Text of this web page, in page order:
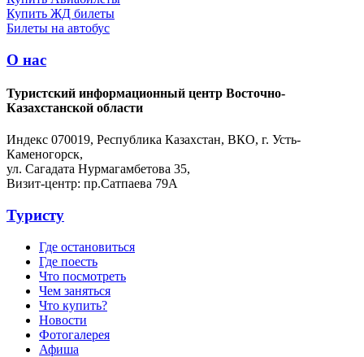
Купить ЖД билеты
Билеты на автобус
О нас
Туристский информационный центр Восточно-
Казахстанской области
Индекс 070019, Республика Казахстан, ВКО, г. Усть-
Каменогорск,
ул. Сагадата Нурмагамбетова 35,
Визит-центр: пр.Сатпаева 79А
Туристу
Где остановиться
Где поесть
Что посмотреть
Чем заняться
Что купить?
Новости
Фотогалерея
Афиша